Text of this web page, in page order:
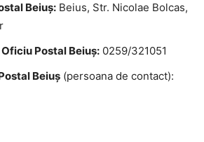
Beiuş: Beius, Str. Nicolae Bolcas,
Postal Beiuş: 0259/321051
Beiuş (persoana de contact):